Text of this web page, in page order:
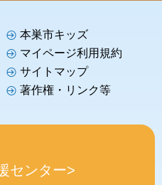
本巣市キッズ
マイページ利用規約
サイトマップ
著作権・リンク等
センター